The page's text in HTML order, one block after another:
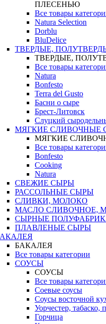
ПЛЕСЕНЬЮ
Все товары
Natura Selection
Dorblu
BluDelice
ТВЕРДЫЕ,
ТВЕРДЫЕ,
Все товары
Natura
Bonfesto
Terra del Gusto
Басни о сыре
Брест-Литовск
Слуцкий
МЯГКИЕ СЛИВОЧНЫЕ
МЯГКИЕ
Все товары
Bonfesto
Cooking
Natura
СВЕЖИЕ СЫРЫ
РАССОЛЬНЫЕ СЫРЫ
СЛИВКИ, МОЛОКО
МАСЛО СЛИВОЧНОЕ,
СЫРНЫЕ
ПЛАВЛЕНЫЕ СЫРЫ
БАКАЛЕЯ
Все товары категории
СОУСЫ
СОУСЫ
Все товары
Соевые соусы
Соусы восточной
Уорчестер, табаско,
Горчица